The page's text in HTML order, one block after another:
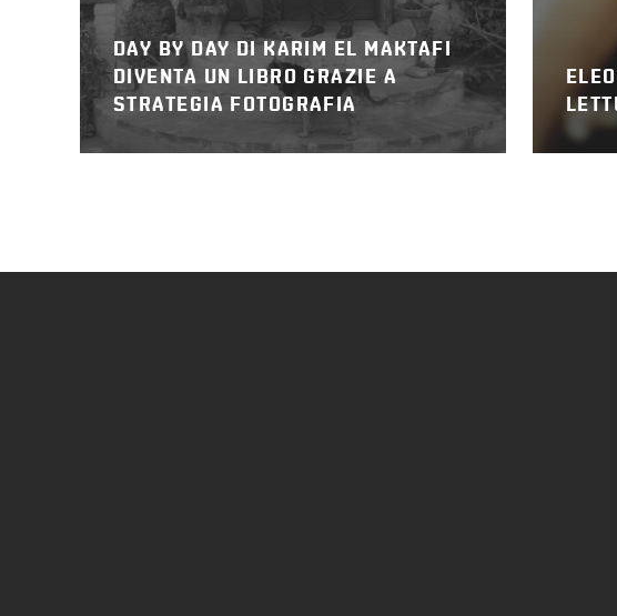
DAY BY DAY DI KARIM EL MAKTAFI
DIVENTA UN LIBRO GRAZIE A
STRATEGIA FOTOGRAFIA